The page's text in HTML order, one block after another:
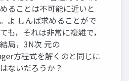
ることは不可能に近いと
よ しんば求めることがで
も，それは非常に複雑で，
局，3N次 元の
方程式を解くのと同じに
ないだろうか？